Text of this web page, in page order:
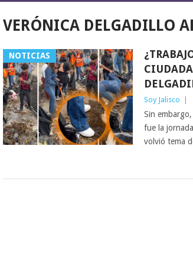
VERÓNICA DELGADILLO
NOTICIAS
Soy Jalisco
Sin
fue la
volvió tema